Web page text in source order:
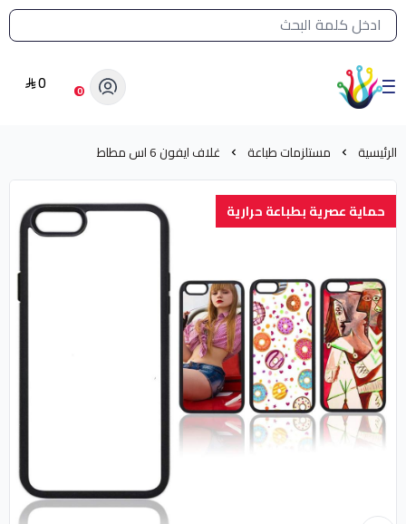
القائمة الرئيسية لمتجر الشرق النادر
الشرق النادر بيع مستلزمات طباعة حرارية 0
0
الرئيسية مستلزمات طباعة غلاف ايفون 6 اس مطاط
حماية عصرية بطباعة حرارية